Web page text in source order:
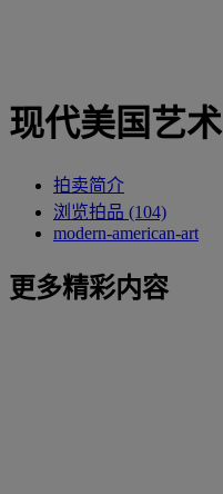
现代美国艺术
拍卖简介
浏览拍品 (104)
modern-american-art
更多精彩内容